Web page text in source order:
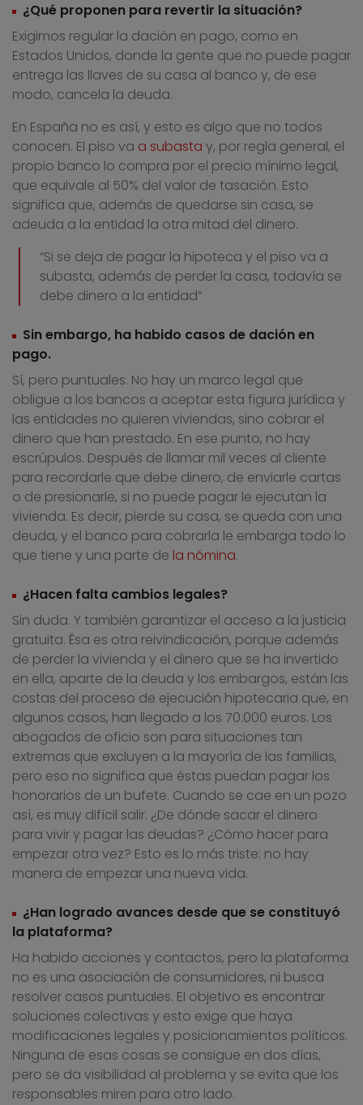
¿Qué proponen para revertir la situación?
Exigimos regular la dación en pago, como en
Estados Unidos, donde la gente que no puede pagar
entrega las llaves de su casa al banco y, de ese
modo, cancela la deuda.
En España no es así, y esto es algo que no todos
conocen. El piso va a subasta y, por regla general, el
propio banco lo compra por el precio mínimo legal,
que equivale al 50% del valor de tasación. Esto
significa que, además de quedarse sin casa, se
adeuda a la entidad la otra mitad del dinero.
“Si se deja de pagar la hipoteca y el piso va a
subasta, además de perder la casa, todavía se
debe dinero a la entidad”
Sin embargo, ha habido casos de dación en
pago.
Sí, pero puntuales. No hay un marco legal que
obligue a los bancos a aceptar esta figura jurídica y
las entidades no quieren viviendas, sino cobrar el
dinero que han prestado. En ese punto, no hay
escrúpulos. Después de llamar mil veces al cliente
para recordarle que debe dinero, de enviarle cartas
o de presionarle, si no puede pagar le ejecutan la
vivienda. Es decir, pierde su casa, se queda con una
deuda, y el banco para cobrarla le embarga todo lo
que tiene y una parte de la nómina.
¿Hacen falta cambios legales?
Sin duda. Y también garantizar el acceso a la justicia
gratuita. Ésa es otra reivindicación, porque además
de perder la vivienda y el dinero que se ha invertido
en ella, aparte de la deuda y los embargos, están las
costas del proceso de ejecución hipotecaria que, en
algunos casos, han llegado a los 70.000 euros. Los
abogados de oficio son para situaciones tan
extremas que excluyen a la mayoría de las familias,
pero eso no significa que éstas puedan pagar los
honorarios de un bufete. Cuando se cae en un pozo
así, es muy difícil salir. ¿De dónde sacar el dinero
para vivir y pagar las deudas? ¿Cómo hacer para
empezar otra vez? Esto es lo más triste: no hay
manera de empezar una nueva vida.
¿Han logrado avances desde que se constituyó
la plataforma?
Ha habido acciones y contactos, pero la plataforma
no es una asociación de consumidores, ni busca
resolver casos puntuales. El objetivo es encontrar
soluciones colectivas y esto exige que haya
modificaciones legales y posicionamientos políticos.
Ninguna de esas cosas se consigue en dos días,
pero se da visibilidad al problema y se evita que los
responsables miren para otro lado.